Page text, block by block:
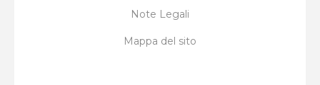
Note Legali
Mappa del sito